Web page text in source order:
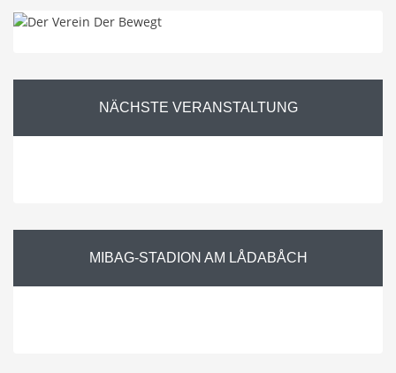
NÄCHSTE VERANSTALTUNG
MIBAG-STADION AM LÅDABÅCH